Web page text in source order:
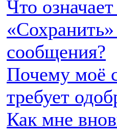
Что
сообщения?
Почему моё
требует
Как мне